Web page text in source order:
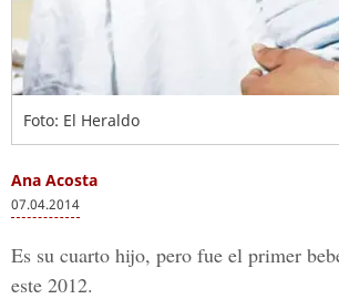
Foto: El Heraldo
Ana Acosta
07.04.2014
Es su cuarto hijo, pero fue el primer
este 2012.